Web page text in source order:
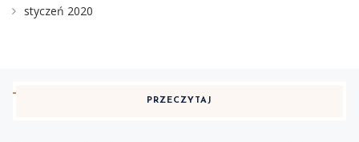
styczeń 2020
PRZECZYTAJ